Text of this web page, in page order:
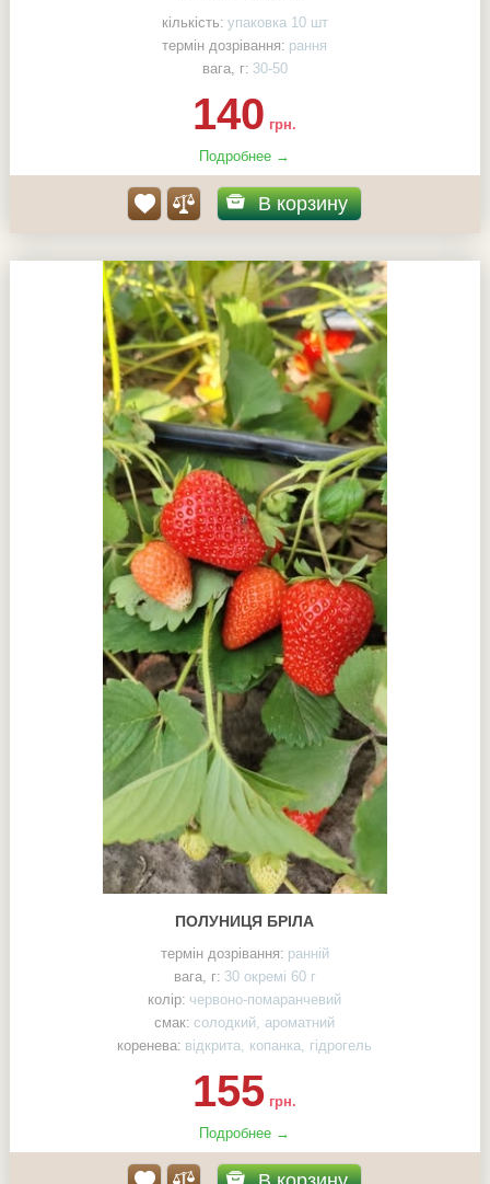
кількість: упаковка 10 шт
термін дозрівання: рання
вага, г: 30-50
140 грн.
Подробнее →
В корзину
ПОЛУНИЦЯ БРІЛА
термін дозрівання: ранній
вага, г: 30 окремі 60 г
колір: червоно-помаранчевий
смак: солодкий, ароматний
коренева: відкрита, копанка, гідрогель
155 грн.
Подробнее →